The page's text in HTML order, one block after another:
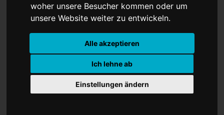
woher unsere Besucher kommen oder um
unsere Website weiter zu entwickeln.
Alle akzeptieren
Ich lehne ab
Einstellungen ändern